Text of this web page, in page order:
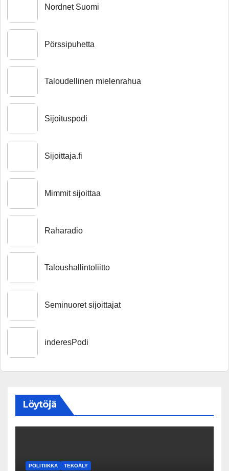
Nordnet Suomi
Pörssipuhetta
Taloudellinen mielenrahua
Sijoituspodi
Sijoittaja.fi
Mimmit sijoittaa
Raharadio
Taloushallintoliitto
Seminuoret sijoittajat
inderesPodi
Löytöjä
POLITIIKKA TEKOÄLY